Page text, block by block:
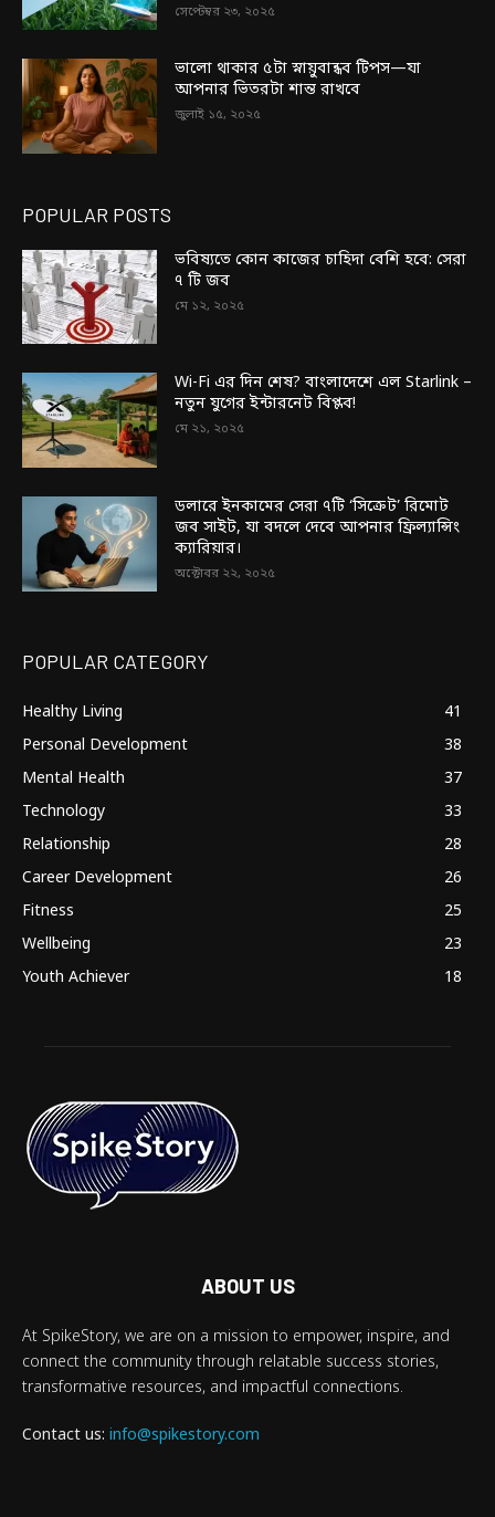
সেপ্টেম্বর ২৩, ২০২৫
ভালো থাকার ৫টা স্নায়ুবান্ধব টিপস—যা
আপনার ভিতরটা শান্ত রাখবে
জুলাই ১৫, ২০২৫
POPULAR POSTS
ভবিষ্যতে কোন কাজের চাহিদা বেশি হবে: সেরা
৭ টি জব
মে ১২, ২০২৫
Wi-Fi এর দিন শেষ? বাংলাদেশে এল Starlink –
নতুন যুগের ইন্টারনেট বিপ্লব!
মে ২১, ২০২৫
ডলারে ইনকামের সেরা ৭টি ‘সিক্রেট’ রিমোট
জব সাইট, যা বদলে দেবে আপনার ফ্রিল্যান্সিং
ক্যারিয়ার।
অক্টোবর ২২, ২০২৫
POPULAR CATEGORY
Healthy Living
41
Personal Development
38
Mental Health
37
Technology
33
Relationship
28
Career Development
26
Fitness
25
Wellbeing
23
Youth Achiever
18
ABOUT US
At SpikeStory, we are on a mission to empower, inspire, and
connect the community through relatable success stories,
transformative resources, and impactful connections.
Contact us: info@spikestory.com